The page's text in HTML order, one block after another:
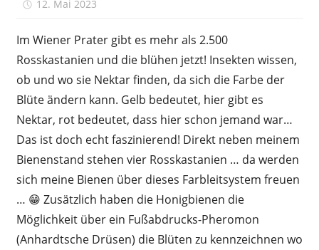
12. Mai 2023
Im Wiener Prater gibt es mehr als 2.500
Rosskastanien und die blühen jetzt! Insekten wissen,
ob und wo sie Nektar finden, da sich die Farbe der
Blüte ändern kann. Gelb bedeutet, hier gibt es
Nektar, rot bedeutet, dass hier schon jemand war…
Das ist doch echt faszinierend! Direkt neben meinem
Bienenstand stehen vier Rosskastanien … da werden
sich meine Bienen über dieses Farbleitsystem freuen
… 😁 Zusätzlich haben die Honigbienen die
Möglichkeit über ein Fußabdrucks-Pheromon
(Anhardtsche Drüsen) die Blüten zu kennzeichnen wo